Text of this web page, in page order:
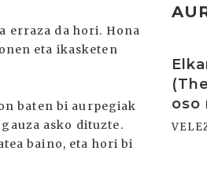
erraza da hori. Hona
eta ikasketen
baten bi aurpegiak
asko dituzte.
baino, eta hori bi
oso